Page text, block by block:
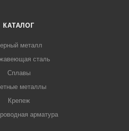
КАТАЛОГ
металл
сталь
Сплавы
металлы
Крепеж
арматура